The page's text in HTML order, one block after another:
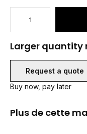
Larger quantity
Request a quote
Buy now, pay later
Plus de cette